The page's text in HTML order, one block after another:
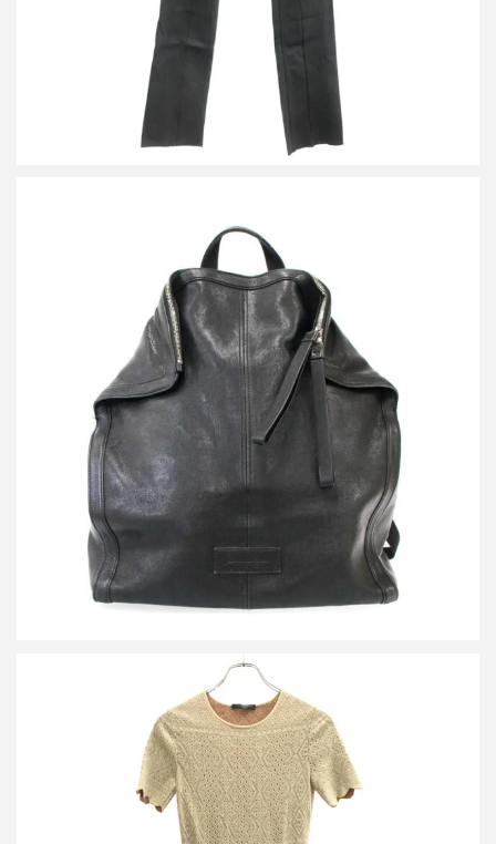
アレキサンダーマックイーン De Manta レザーバックパック リュ
ック 494885
買取金額15,600円
詳しく見る